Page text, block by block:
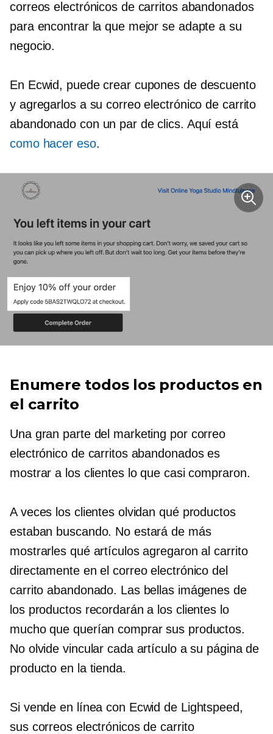
correos electrónicos de carritos abandonados
para encontrar la que mejor se adapte a su
negocio.
En Ecwid, puede crear cupones de descuento
y agregarlos a su correo electrónico de carrito
abandonado con un par de clics. Aquí está
como hacer eso.
Enumere todos los productos en
el carrito
Una gran parte del marketing por correo
electrónico de carritos abandonados es
mostrar a los clientes lo que casi compraron.
A veces los clientes olvidan qué productos
estaban buscando. No estará de más
mostrarles qué artículos agregaron al carrito
directamente en el correo electrónico del
carrito abandonado. Las bellas imágenes de
los productos recordarán a los clientes lo
mucho que querían comprar sus productos.
No olvide vincular cada artículo a su página de
producto en la tienda.
Si vende en línea con Ecwid de Lightspeed,
sus correos electrónicos de carrito